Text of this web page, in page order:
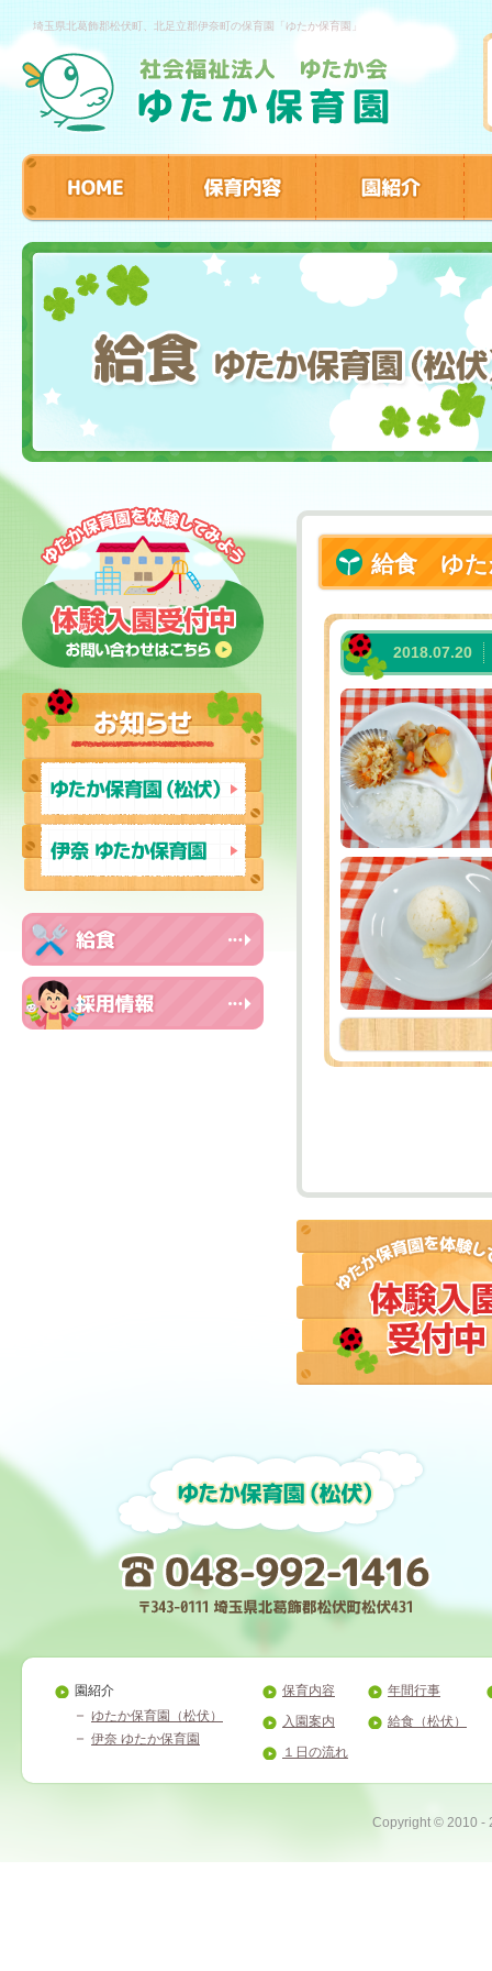
埼玉県北葛飾郡松伏町、北足立郡伊奈町の保育園「ゆたか保育園」
給食 ゆた
2018.07.20
園紹介
ゆたか保育園（松伏）
伊奈 ゆたか保育園
保育内容
入園案内
１日の流れ
年間行事
給食（松伏）
Copyright © 2010 -